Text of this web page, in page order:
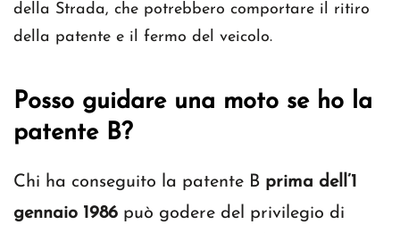
della Strada, che potrebbero comportare il ritiro
della patente e il fermo del veicolo.
Posso guidare una moto se ho la
patente B?
Chi ha conseguito la patente B prima dell’1
gennaio 1986 può godere del privilegio di